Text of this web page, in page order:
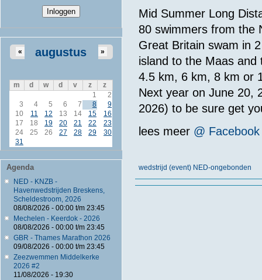
augustus
« »
m d w d v z
z
1
2
3
4 5 6 7 8
9
10
11 12 13 14 15
16
17
18 19 20 21 22
23
24
25 26 27 28 29
30
31
Agenda
NED - KNZB -
Havenwedstrijden Breskens,
Scheldestroom, 2026
08/08/2026 - 00:00t/m 23:45
Mechelen - Keerdok - 2026
08/08/2026 - 00:00t/m 23:45
GBR - Thames Marathon 2026
09/08/2026 - 00:00t/m 23:45
Zeezwemmen Middelkerke
2026 #2
11/08/2026 - 19:30
Mid Summer Long
80 swimmers from the
Great Britain swam in
island to the Maas
4.5 km, 6 km, 8 km or
Next year on June 20,
2026) to be sure get
lees meer @ Facebook
wedstrijd (event) NED-ongebonden